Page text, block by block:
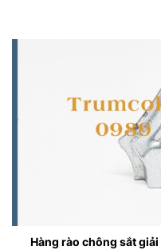
Hàng rào chông sắt